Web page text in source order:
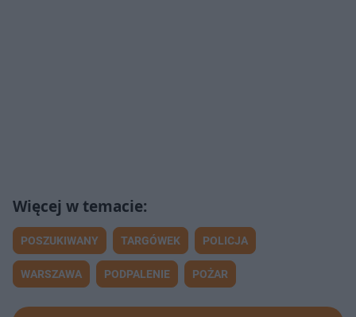
POSZUKIWANY TARGÓWEK POLICJA
WARSZAWA PODPALENIE POŻAR